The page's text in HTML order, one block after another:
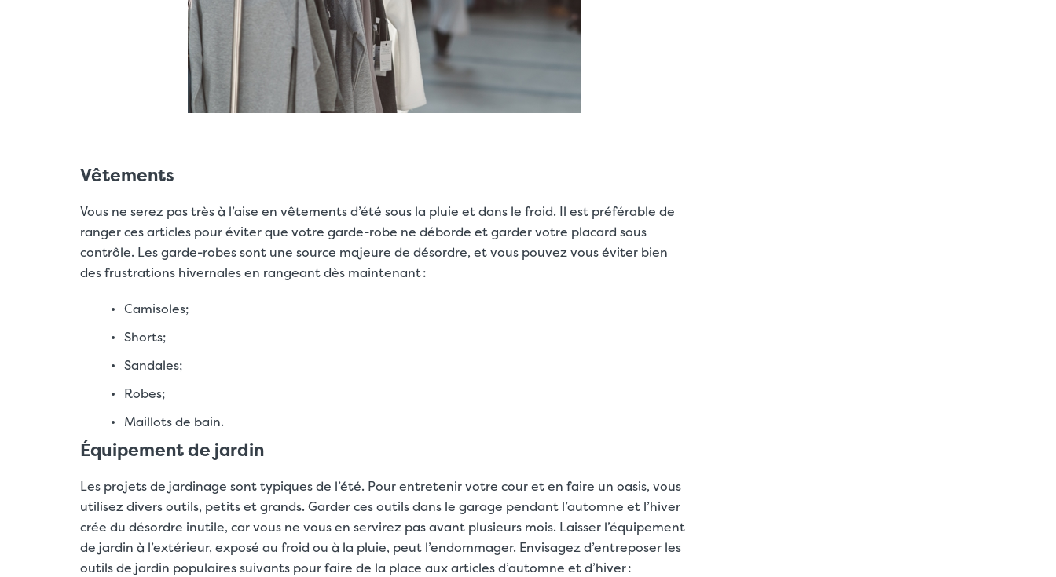
Vêtements
Vous ne serez pas très à l’aise en vêtements d’été sous la pluie et dans le froid. Il est préférable de
ranger ces articles pour éviter que votre garde-robe ne déborde et garder votre placard sous
contrôle. Les garde-robes sont une source majeure de désordre, et vous pouvez vous éviter bien
des frustrations hivernales en rangeant dès maintenant :
Camisoles;
Shorts;
Sandales;
Robes;
Maillots de bain.
Équipement de jardin
Les projets de jardinage sont typiques de l’été. Pour entretenir votre cour et en faire un oasis, vous
utilisez divers outils, petits et grands. Garder ces outils dans le garage pendant l’automne et l’hiver
crée du désordre inutile, car vous ne vous en servirez pas avant plusieurs mois. Laisser l’équipement
de jardin à l’extérieur, exposé au froid ou à la pluie, peut l’endommager. Envisagez d’entreposer les
outils de jardin populaires suivants pour faire de la place aux articles d’automne et d’hiver :